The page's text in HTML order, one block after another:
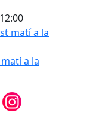
a la plaça de
a la